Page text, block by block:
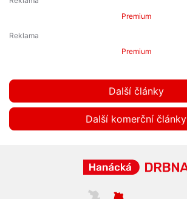
Premium
Premium
Další články
Další komerční články